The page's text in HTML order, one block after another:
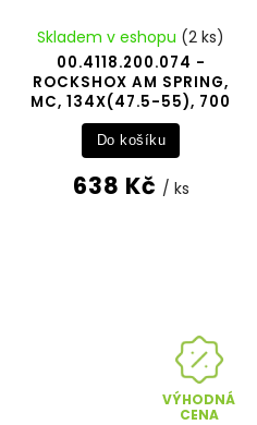
00.4118.200.074 -
ROCKSHOX AM SPRING,
MC, 134X(47.5-55), 700
Skladem v eshopu (2 ks)
638 Kč / ks
Do košíku
VÝHODNÁ
CENA